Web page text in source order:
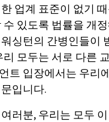
업계 표준이 없기
수 있도록 법률을 개
싱턴의 간병인들이
리 모두는 서로 다른
트 입장에서는 우리
입니다.
러분, 우리는 모두